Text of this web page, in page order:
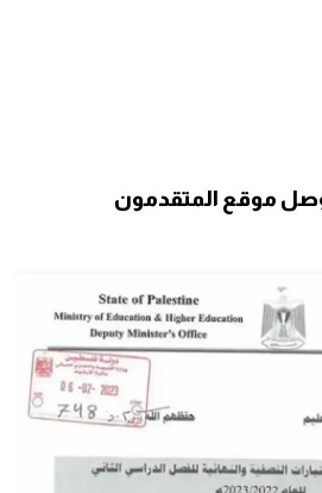
موقع المتقدمون